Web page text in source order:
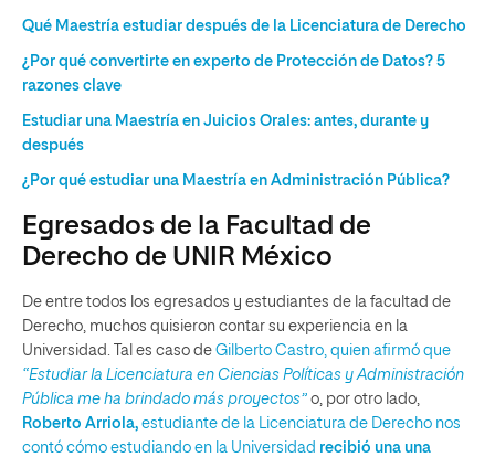
Qué Maestría estudiar después de la Licenciatura de Derecho
¿Por qué convertirte en experto de Protección de Datos? 5
razones clave
Estudiar una Maestría en Juicios Orales: antes, durante y
después
¿Por qué estudiar una Maestría en Administración Pública?
Egresados de la Facultad de
Derecho de UNIR México
De entre todos los egresados y estudiantes de la facultad de
Derecho, muchos quisieron contar su experiencia en la
Universidad. Tal es caso de Gilberto Castro, quien afirmó que
“Estudiar la Licenciatura en Ciencias Políticas y Administración
Pública me ha brindado más proyectos” o, por otro lado,
Roberto Arriola, estudiante de la Licenciatura de Derecho nos
contó cómo estudiando en la Universidad recibió una una